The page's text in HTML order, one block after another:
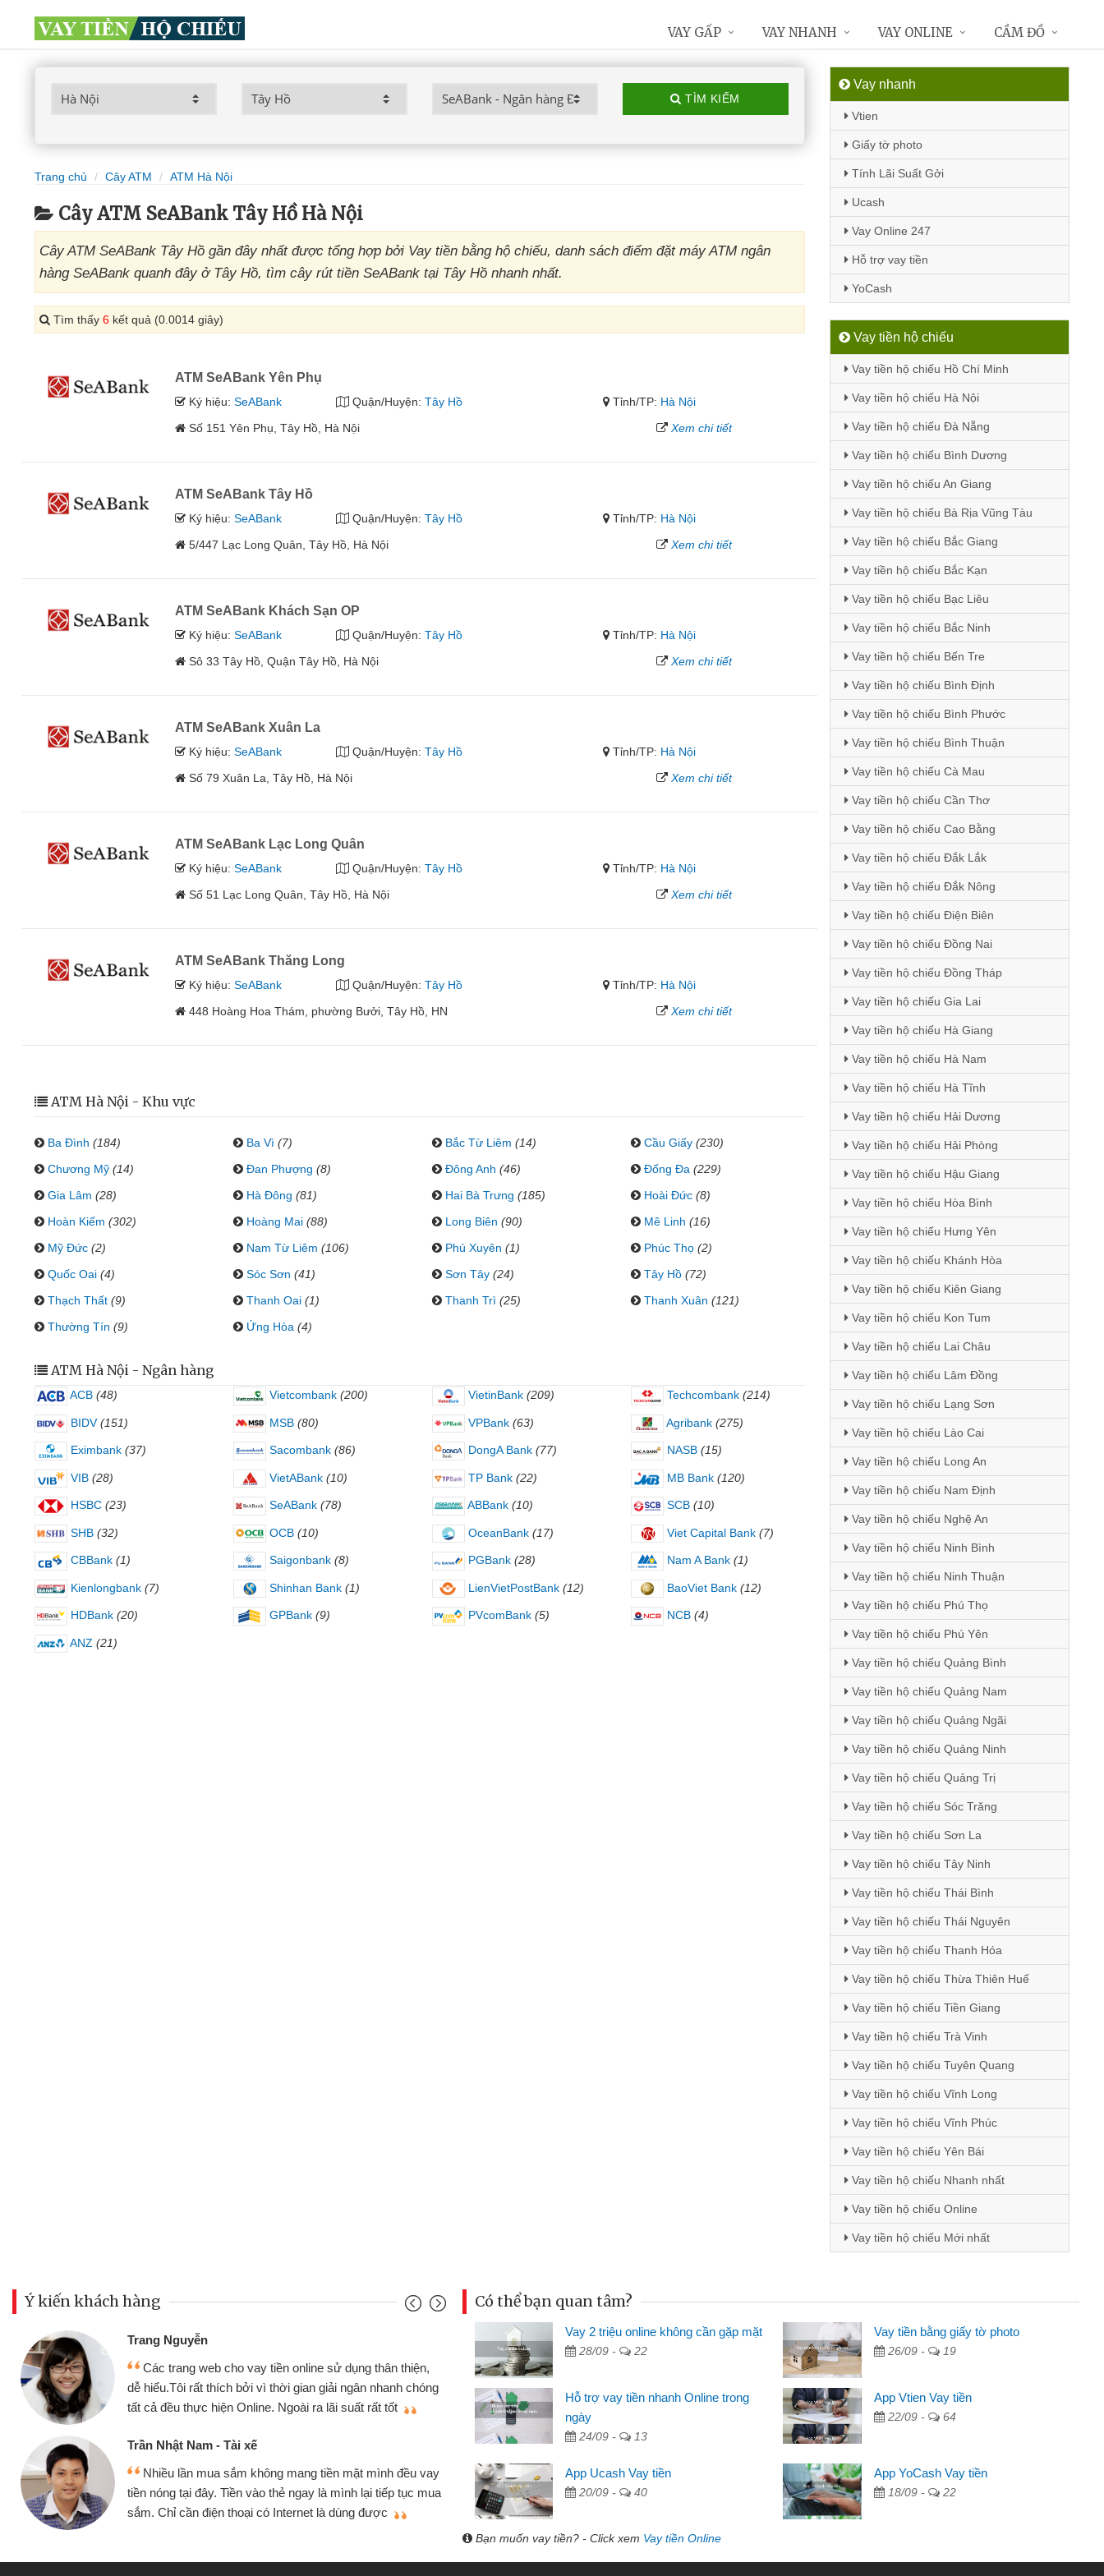
TÌM KIẾM
Trang chủ Cây ATM ATM Hà Nội
Cây ATM SeABank Tây Hồ Hà Nội
Cây ATM SeABank Tây Hồ gần đây nhất được tổng hợp bởi Vay tiền bằng hộ chiếu, danh sách điểm đặt máy ATM ngân
hàng SeABank quanh đây ở Tây Hồ, tìm cây rút tiền SeABank tại Tây Hồ nhanh nhất.
Tìm thấy 6 kết quả (0.0014 giây)
ATM SeABank Yên Phụ
Ký hiệu:SeABank Quận/Huyện: Tây Hồ Tỉnh/TP: Hà Nội
Số 151 Yên Phụ, Tây Hồ, Hà Nội
Xem chi tiết
ATM SeABank Tây Hồ
Ký hiệu:SeABank Quận/Huyện: Tây Hồ Tỉnh/TP: Hà Nội
5/447 Lạc Long Quân, Tây Hồ, Hà Nội
Xem chi tiết
ATM SeABank Khách Sạn OP
Ký hiệu:SeABank Quận/Huyện: Tây Hồ Tỉnh/TP: Hà Nội
Sô 33 Tây Hồ, Quận Tây Hồ, Hà Nội
Xem chi tiết
ATM SeABank Xuân La
Ký hiệu:SeABank Quận/Huyện: Tây Hồ Tỉnh/TP: Hà Nội
Số 79 Xuân La, Tây Hồ, Hà Nội
Xem chi tiết
ATM SeABank Lạc Long Quân
Ký hiệu:SeABank Quận/Huyện: Tây Hồ Tỉnh/TP: Hà Nội
Số 51 Lạc Long Quân, Tây Hồ, Hà Nội
Xem chi tiết
ATM SeABank Thăng Long
Ký hiệu:SeABank Quận/Huyện: Tây Hồ Tỉnh/TP: Hà Nội
448 Hoàng Hoa Thám, phường Bưởi, Tây Hồ, HN
Xem chi tiết
ATM Hà Nội - Khu vực
Ba Đình (184) Ba Vì (7) Bắc Từ Liêm (14) Cầu Giấy (230)
Chương Mỹ (14) Đan Phượng (8) Đông Anh (46) Đống Đa (229)
Gia Lâm (28) Hà Đông (81) Hai Bà Trưng (185) Hoài Đức (8)
Hoàn Kiếm (302) Hoàng Mai (88) Long Biên (90) Mê Linh (16)
Mỹ Đức (2) Nam Từ Liêm (106) Phú Xuyên (1) Phúc Thọ (2)
Quốc Oai (4) Sóc Sơn (41) Sơn Tây (24) Tây Hồ (72)
Thạch Thất (9) Thanh Oai (1) Thanh Trì (25) Thanh Xuân (121)
Thường Tín (9) Ứng Hòa (4)
ATM Hà Nội - Ngân hàng
ACB (48) Vietcombank (200) VietinBank (209) Techcombank (214)
BIDV (151) MSB (80) VPBank (63) Agribank (275)
Eximbank (37) Sacombank (86) DongA Bank (77) NASB (15)
VIB (28) VietABank (10) TP Bank (22) MB Bank (120)
HSBC (23) SeABank (78) ABBank (10) SCB (10)
SHB (32) OCB (10) OceanBank (17) Viet Capital Bank (7)
CBBank (1) Saigonbank (8) PGBank (28) Nam A Bank (1)
Kienlongbank (7) Shinhan Bank (1) LienVietPostBank (12) BaoViet Bank (12)
HDBank (20) GPBank (9) PVcomBank (5) NCB (4)
ANZ (21)
Vay nhanh
Vtien
Giấy tờ photo
Tính Lãi Suất Gởi
Ucash
Vay Online 247
Hỗ trợ vay tiền
YoCash
Vay tiền hộ chiếu
Vay tiền hộ chiếu Hồ Chí Minh
Vay tiền hộ chiếu Hà Nội
Vay tiền hộ chiếu Đà Nẵng
Vay tiền hộ chiếu Bình Dương
Vay tiền hộ chiếu An Giang
Vay tiền hộ chiếu Bà Rịa Vũng Tàu
Vay tiền hộ chiếu Bắc Giang
Vay tiền hộ chiếu Bắc Kạn
Vay tiền hộ chiếu Bạc Liêu
Vay tiền hộ chiếu Bắc Ninh
Vay tiền hộ chiếu Bến Tre
Vay tiền hộ chiếu Bình Định
Vay tiền hộ chiếu Bình Phước
Vay tiền hộ chiếu Bình Thuận
Vay tiền hộ chiếu Cà Mau
Vay tiền hộ chiếu Cần Thơ
Vay tiền hộ chiếu Cao Bằng
Vay tiền hộ chiếu Đắk Lắk
Vay tiền hộ chiếu Đắk Nông
Vay tiền hộ chiếu Điện Biên
Vay tiền hộ chiếu Đồng Nai
Vay tiền hộ chiếu Đồng Tháp
Vay tiền hộ chiếu Gia Lai
Vay tiền hộ chiếu Hà Giang
Vay tiền hộ chiếu Hà Nam
Vay tiền hộ chiếu Hà Tĩnh
Vay tiền hộ chiếu Hải Dương
Vay tiền hộ chiếu Hải Phòng
Vay tiền hộ chiếu Hậu Giang
Vay tiền hộ chiếu Hòa Bình
Vay tiền hộ chiếu Hưng Yên
Vay tiền hộ chiếu Khánh Hòa
Vay tiền hộ chiếu Kiên Giang
Vay tiền hộ chiếu Kon Tum
Vay tiền hộ chiếu Lai Châu
Vay tiền hộ chiếu Lâm Đồng
Vay tiền hộ chiếu Lạng Sơn
Vay tiền hộ chiếu Lào Cai
Vay tiền hộ chiếu Long An
Vay tiền hộ chiếu Nam Định
Vay tiền hộ chiếu Nghệ An
Vay tiền hộ chiếu Ninh Bình
Vay tiền hộ chiếu Ninh Thuận
Vay tiền hộ chiếu Phú Thọ
Vay tiền hộ chiếu Phú Yên
Vay tiền hộ chiếu Quảng Bình
Vay tiền hộ chiếu Quảng Nam
Vay tiền hộ chiếu Quảng Ngãi
Vay tiền hộ chiếu Quảng Ninh
Vay tiền hộ chiếu Quảng Trị
Vay tiền hộ chiếu Sóc Trăng
Vay tiền hộ chiếu Sơn La
Vay tiền hộ chiếu Tây Ninh
Vay tiền hộ chiếu Thái Bình
Vay tiền hộ chiếu Thái Nguyên
Vay tiền hộ chiếu Thanh Hóa
Vay tiền hộ chiếu Thừa Thiên Huế
Vay tiền hộ chiếu Tiền Giang
Vay tiền hộ chiếu Trà Vinh
Vay tiền hộ chiếu Tuyên Quang
Vay tiền hộ chiếu Vĩnh Long
Vay tiền hộ chiếu Vĩnh Phúc
Vay tiền hộ chiếu Yên Bái
Vay tiền hộ chiếu Nhanh nhất
Vay tiền hộ chiếu Online
Vay tiền hộ chiếu Mới nhất
VAY GẤP VAY NHANH VAY ONLINE CẦM ĐỒ
Ý kiến khách hàng
thân thiện,
chóng
tốt
đều vay
tiếp tục mua
Đoàn Hữu Cảnh
Mình cần tiền gấp nên định cầm cố chiếc xe wave
nhưng thật may đã có gói vay tiền bằng CMND online
không cần gặp mặt nên rất tiện lợi, sẽ giới thiệu cho bạn
Tôi kinh doanh buôn bán nhỏ lẻ nhiều lúc cần vốn nhập
hàng, nhờ biết đến website qua bạn bè giới thiệu tôi đã giải
quyết được công việc của mình nhanh chóng
Mai Lan - Sinh viên
Tôi biết đến thông qua quảng cáo trên facebook. Tôi là
sinh viên nên cần đóng tiền nhà, sinh nhật bạn bè, mà đọc
thấy thủ tục nhanh gọn nên tôi quyết định vay
Lâm Minh Chánh
Mất 2 tuần các ngân hàng không ai cho vay. Trong khi
cần có 2 triệu để giải quyết việc riêng, trong 1-2 ngày tôi trả
được thôi. Cảm ơn đã giúp tôi kịp thời và nhanh chóng
Có thể bạn quan tâm?
Vay 2 triệu online không cần gặp mặt
28/09 - 22
Vay tiền bằng giấy tờ photo
26/09 - 19
Hỗ trợ vay tiền nhanh Online trong
ngày
24/09 - 13
App Vtien Vay tiền
22/09 - 64
App Ucash Vay tiền
20/09 - 40
App YoCash Vay tiền
18/09 - 22
Bạn muốn vay tiền? - Click xem Vay tiền Online